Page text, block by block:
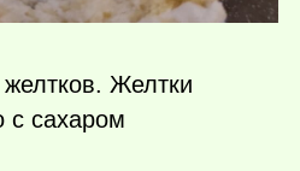
Желтки
с сахаром